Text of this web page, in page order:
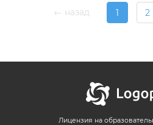
← назад 1 2
Лицензия на